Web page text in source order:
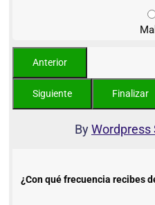
ByWordpress
¿Con qué frecuencia recibes